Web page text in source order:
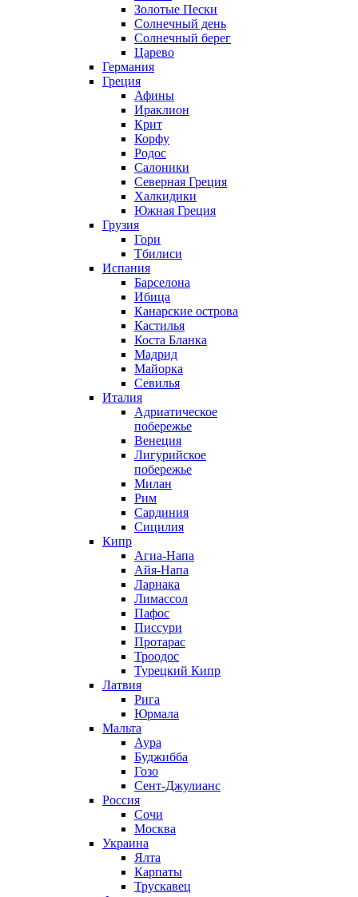
Золотые Пески
Солнечный день
Солнечный берег
Царево
Германия
Греция
Афины
Ираклион
Крит
Корфу
Родос
Салоники
Северная Греция
Халкидики
Южная Греция
Грузия
Гори
Тбилиси
Испания
Барселона
Ибица
Канарские острова
Кастилья
Коста Бланка
Мадрид
Майорка
Севилья
Италия
Адриатическое
побережье
Венеция
Лигурийское
побережье
Милан
Рим
Сардиния
Сицилия
Кипр
Агиа-Напа
Айя-Напа
Ларнака
Лимассол
Пафос
Писсури
Протарас
Троодос
Турецкий Кипр
Латвия
Рига
Юрмала
Мальта
Аура
Буджибба
Гозо
Сент-Джулианс
Россия
Сочи
Москва
Украина
Ялта
Карпаты
Трускавец